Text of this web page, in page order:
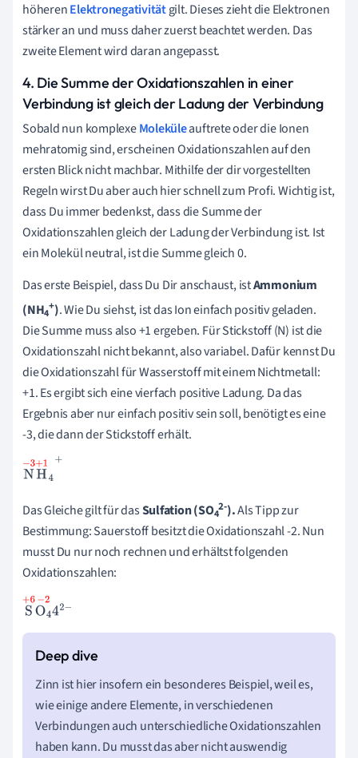
höherenElektronegativitätgilt. Dieses zieht die Elektronen
stärker an und muss daher zuerst beachtet werden. Das
zweite Element wird daran angepasst.
4. Die Summe der Oxidationszahlen in einer
Verbindung ist gleich der Ladung der Verbindung
Sobald nun komplexeMoleküleauftrete oder die Ionen
mehratomig sind, erscheinen Oxidationszahlen auf den
ersten Blick nicht machbar. Mithilfe der dir vorgestellten
Regeln wirst Du aber auch hier schnell zum Profi. Wichtig ist,
dass Du immer bedenkst, dass die Summe der
Oxidationszahlen gleich der Ladung der Verbindung ist. Ist
ein Molekül neutral, ist die Summe gleich 0.
Das erste Beispiel, dass Du Dir anschaust, istAmmonium
(NH4
+). Wie Du siehst, ist das Ion einfach positiv geladen.
Die Summe muss also +1 ergeben. Für Stickstoff (N) ist die
Oxidationszahl nicht bekannt, also variabel. Dafür kennst Du
die Oxidationszahl für Wasserstoff mit einem Nichtmetall:
+1. Es ergibt sich eine vierfach positive Ladung. Da das
Ergebnis aber nur einfach positiv sein soll, benötigt es eine
-3, die dann der Stickstoff erhält.
N-
Das Gleiche gilt für dasSulfation (SO4
2-).Als Tipp zur
Bestimmung: Sauerstoff besitzt die Oxidationszahl -2. Nun
musst Du nur noch rechnen und erhältst folgenden
Oxidationszahlen:
S+6O4-
242-
Zinn ist hier insofern ein besonderes Beispiel, weil es,
wie einige andere Elemente, in verschiedenen
Verbindungen auch unterschiedliche Oxidationszahlen
haben kann. Du musst das aber nicht auswendig